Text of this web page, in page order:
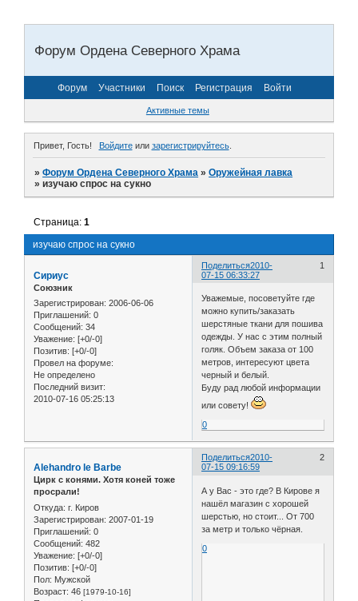
Форум Ордена Северного Храма
Форум Участники Поиск Регистрация Войти
Активные темы
Привет, Гость! Войдитеили зарегистрируйтесь.
»Форум Ордена Северного Храма »Оружейная лавка
»изучаю спрос на сукно
изучаю спрос на сукно
Страница:1
Поделиться 1
2010-
07-15 06:33:27
Сириус
Союзник
Зарегистрирован: 2006-06-06
Приглашений: 0
Сообщений: 34
Уважение: [+0/-0]
Позитив: [+0/-0]
Провел на форуме:
Не определено
Последний визит:
2010-07-16 05:25:13
Уважемые, посоветуйте где
можно купить/заказать
шерстяные ткани для пошива
одежды. У нас с этим полный
голяк. Объем заказа от 100
метров, интересуют цвета
черный и белый.
Буду рад любой информации
или совету!
0
Поделиться 2
2010-
07-15 09:16:59
Alehandro le Barbe
Цирк с конями. Хотя коней тоже
просрали!
Откуда: г. Киров
Зарегистрирован: 2007-01-19
Приглашений: 0
Сообщений: 482
Уважение: [+0/-0]
Позитив: [+0/-0]
Пол: Мужской
Возраст: 46 [1979-10-16]
А у Вас - это где? В Кирове я
нашёл магазин с хорошей
шерстью, но стоит... От 700
за метр и только чёрная.
0